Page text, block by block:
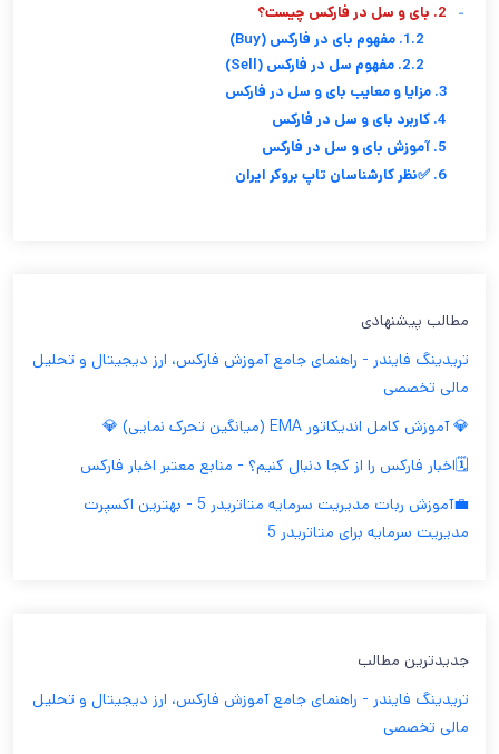
2. بای و سل در فارکس چیست؟
-
1.2. مفهوم بای در فارکس (Buy)
2.2. مفهوم سل در فارکس (Sell)
3. مزایا و معایب بای و سل در فارکس
4. کاربرد بای و سل در فارکس
5. آموزش بای و سل در فارکس
6. ✅نظر کارشناسان تاپ بروکر ایران
مطالب پیشنهادی
تریدینگ فایندر - راهنمای جامع آموزش فارکس، ارز دیجیتال و تحلیل
مالی تخصصی
💎 آموزش کامل اندیکاتور EMA (میانگین تحرک نمایی) 💎
🗓️اخبار فارکس را از کجا دنبال کنیم؟ - منابع معتبر اخبار فارکس
💼آموزش ربات مدیریت سرمایه متاتریدر 5 - بهترین اکسپرت
مدیریت سرمایه برای متاتریدر 5
جدیدترین مطالب
تریدینگ فایندر - راهنمای جامع آموزش فارکس، ارز دیجیتال و تحلیل
مالی تخصصی